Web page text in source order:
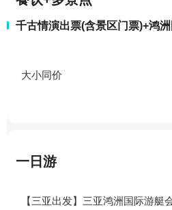
千古情演出票(含景区门票)+鸿
大小同价
一日游
【三亚出发】三亚鸿洲国际游艇